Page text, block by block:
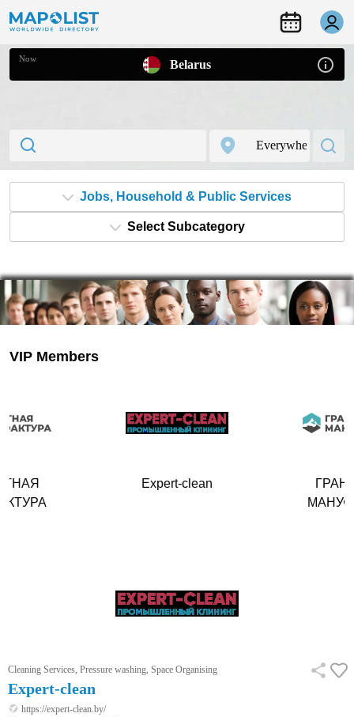
Now Belarus
Jobs, Household & Public Services
Select Subcategory
VIP Members
Expert-clean
Cleaning Services, Pressure washing, Space Organising
Expert-clean
https://expert-clean.by/